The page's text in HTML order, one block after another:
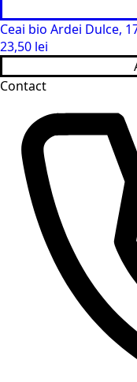
Ceai bio Ardei Dulce,
23,50 lei
Contact